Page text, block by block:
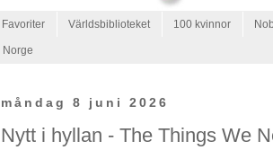
Favoriter Världsbiblioteket 100 kvinnor
Norge
måndag 8 juni 2026
Nytt i hyllan - The Things We